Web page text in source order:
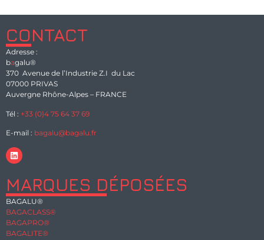
CONTACT
Adresse :
bagalu®
370 Avenue de l’Industrie Z.I du Lac
07000 PRIVAS
Auvergne Rhône-Alpes – FRANCE
Tél : +33 (0)4 75 64 37 69
E-mail : bagalu@bagalu.fr
MARQUES DÉPOSÉES
BAGALU®
BAGACLASS®
BAGAPRO®
BAGALITE®